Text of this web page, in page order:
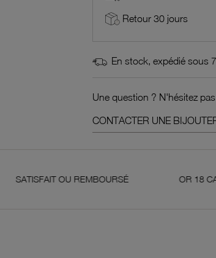
Retour 30 jours
En stock, expédié sous
Une question ? N'hésitez
CONTACTER UNE
OU REMBOURSÉ OR 18 CARATS 750